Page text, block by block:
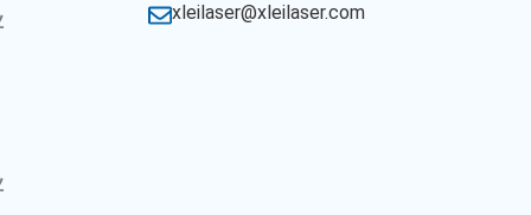
xleilaser@xleilaser.com